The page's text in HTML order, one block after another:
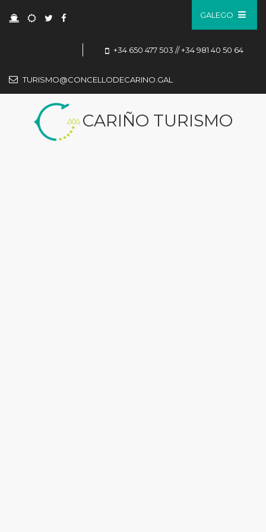
GALEGO
+34 650 477 503 // +34 981 40 50 64
TURISMO@CONCELLODECARINO.GAL
CARIÑO TURISMO